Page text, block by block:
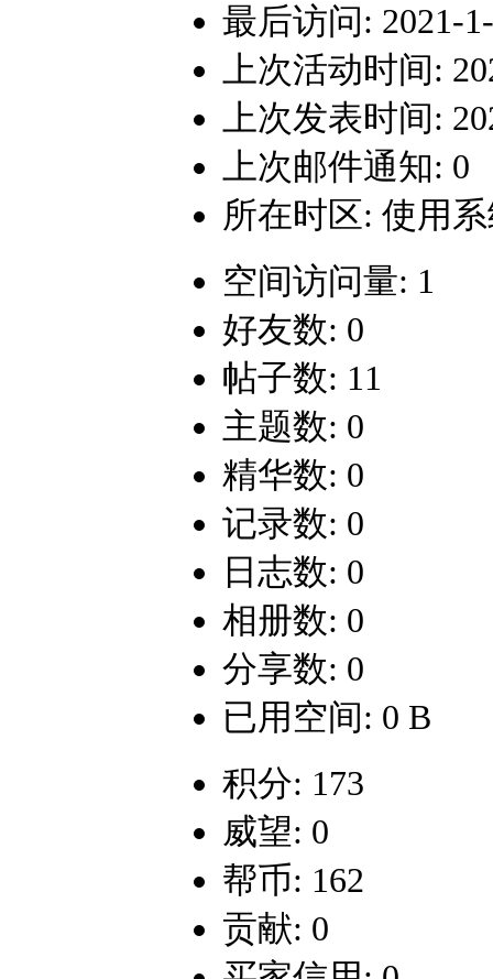
最后访问: 2021-
上次活动时间:
上次发表时间:
上次邮件通知: 0
所在时区: 使用
空间访问量: 1
好友数: 0
帖子数: 11
主题数: 0
精华数: 0
记录数: 0
日志数: 0
相册数: 0
分享数: 0
已用空间: 0 B
积分: 173
威望: 0
帮币: 162
贡献: 0